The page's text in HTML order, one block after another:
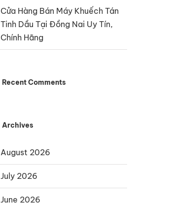
Cửa Hàng Bán Máy Khuếch Tán
Tinh Dầu Tại Đồng Nai Uy Tín,
Chính Hãng
Recent Comments
Archives
August 2026
July 2026
June 2026